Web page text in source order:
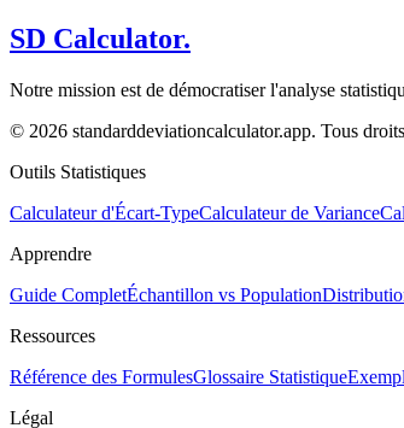
SD Calculator.
Notre mission est de démocratiser l'analyse
© 2026 standarddeviationcalculator.app. Tous
Outils Statistiques
Calculateur d'Écart-TypeCalculateur de Variance
Apprendre
Guide CompletÉchantillon vs Population
Ressources
Référence des FormulesGlossaire Statistique
Légal